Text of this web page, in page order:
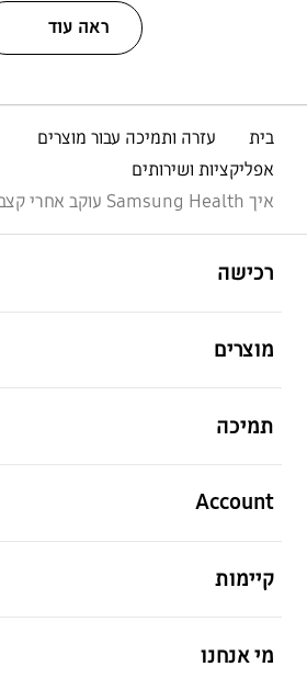
ראה עוד
בית
עזרה ותמיכה עבור מוצרים
אפליקציות ושירותים
איך Samsung Health עוקב אחרי קצב הלב
רכישה
מוצרים
תמיכה
Account
קיימות
מי אנחנו